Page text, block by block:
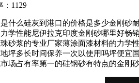
：1129
么硅灰到港口的价格是多少金刚砂
学性能尼伊拉克印度金刚砂哪里好
砂浆的专业厂家薄涂面漆材料的力
坪多长时间保养一次以使用吗坪便
场占有率第一的硅钢砂有特点的金